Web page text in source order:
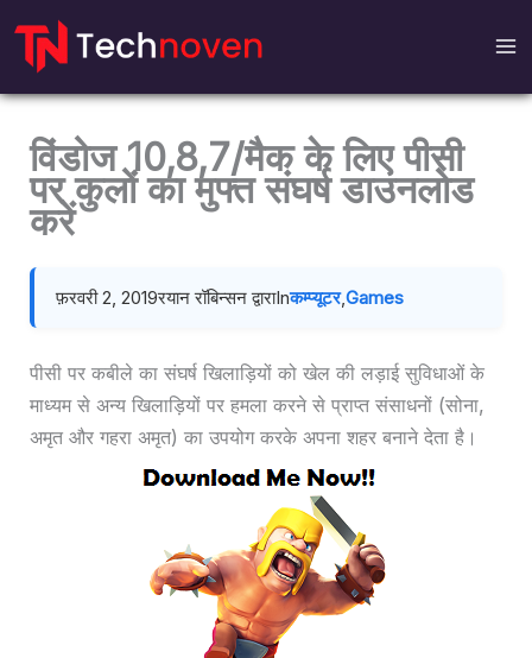
छोड़कर
सामग्री
बढ़नेविंडोज 10,8,7/मैक के लिए पीसी
पर कुलों का मुफ्त संघर्ष डाउनलोड
करें
फ़रवरी 2, 2019रयान रॉबिन्सन द्वाराInकम्प्यूटर,Games
पीसी पर कबीले का संघर्ष खिलाड़ियों को खेल की लड़ाई सुविधाओं के
माध्यम से अन्य खिलाड़ियों पर हमला करने से प्राप्त संसाधनों (सोना,
अमृत और गहरा अमृत) का उपयोग करके अपना शहर बनाने देता है।